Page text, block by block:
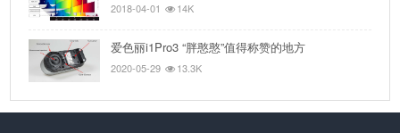
2018-04-01 14K
爱色丽i1Pro3 “胖憨憨”值得称赞的地方
2020-05-29 13.3K